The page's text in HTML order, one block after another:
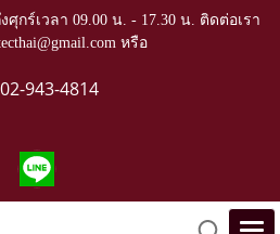
กร์เวลา 09.00 น. - 17.30 น. ติดต่อเรา
หรือ
02-943-4814